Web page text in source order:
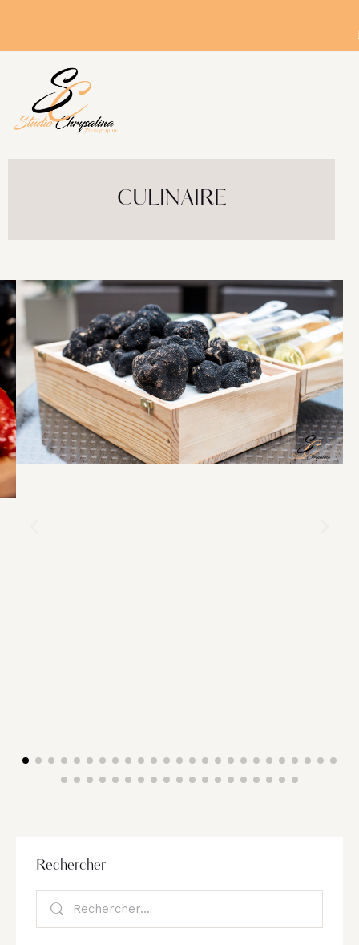
CULINAIRE
Rechercher